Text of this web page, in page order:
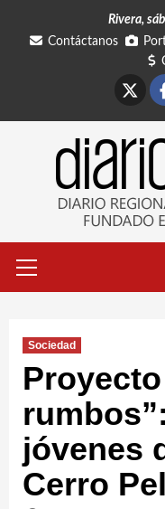
Rivera,
Contáctanos
primario
Sociedad
jóvenes
Cerro